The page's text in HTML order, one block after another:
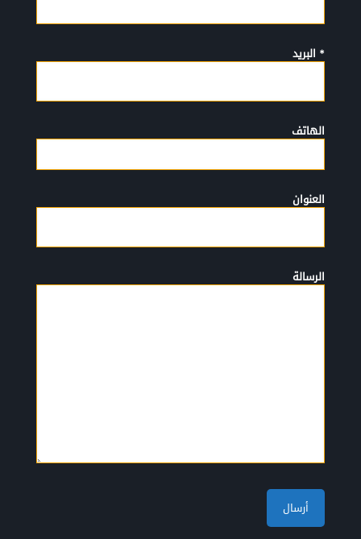
* البريد
الهاتف
العنوان
الرسالة